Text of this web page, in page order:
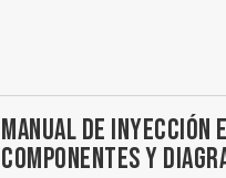
MANUAL DE INYECCIÓN
COMPONENTES Y